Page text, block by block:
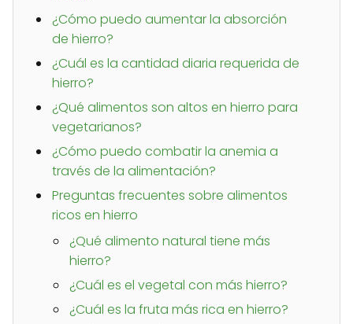
¿Cómo puedo aumentar la absorción
de hierro?
¿Cuál es la cantidad diaria requerida de
hierro?
¿Qué alimentos son altos en hierro para
vegetarianos?
¿Cómo puedo combatir la anemia a
través de la alimentación?
Preguntas frecuentes sobre alimentos
ricos en hierro
¿Qué alimento natural tiene más
hierro?
¿Cuál es el vegetal con más hierro?
¿Cuál es la fruta más rica en hierro?